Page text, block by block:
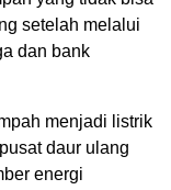
setelah melalui
dan bank
menjadi listrik
daur ulang
energi